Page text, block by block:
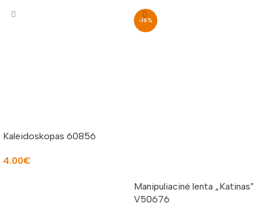
Kaleidoskopas 60856
4.00€
-16%
Manipuliacinė lenta „Katinas”
V50676